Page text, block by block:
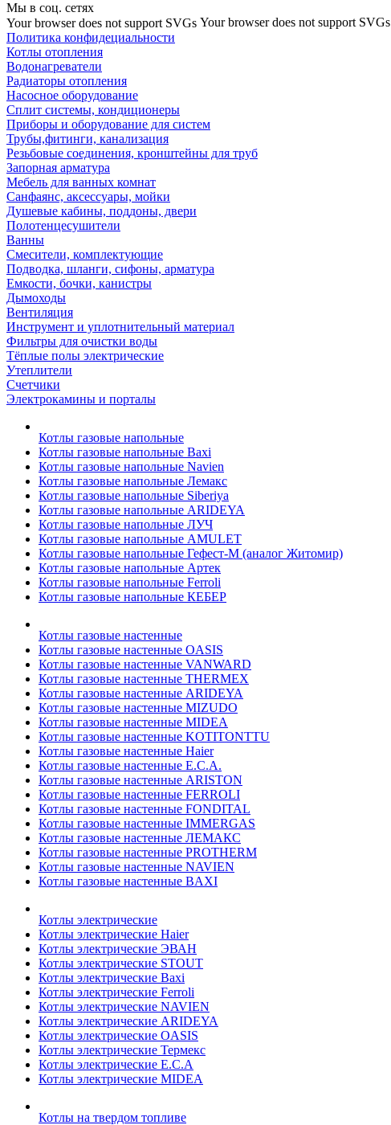
Мы в соц. сетях
Your browser does not support SVGs Your browser does not support SVGs
Политика конфидециальности
Котлы отопления
Водонагреватели
Радиаторы отопления
Насосное оборудование
Сплит системы, кондиционеры
Приборы и оборудование для систем
Трубы,фитинги, канализация
Резьбовые соединения, кронштейны для труб
Запорная арматура
Мебель для ванных комнат
Санфаянс, аксессуары, мойки
Душевые кабины, поддоны, двери
Полотенцесушители
Ванны
Смесители, комплектующие
Подводка, шланги, сифоны, арматура
Емкости, бочки, канистры
Дымоходы
Вентиляция
Инструмент и уплотнительный материал
Фильтры для очистки воды
Тёплые полы электрические
Утеплители
Счетчики
Электрокамины и порталы
Котлы газовые напольные
Котлы газовые напольные Baxi
Котлы газовые напольные Navien
Котлы газовые напольные Лемакс
Котлы газовые напольные Siberiya
Котлы газовые напольные ARIDEYA
Котлы газовые напольные ЛУЧ
Котлы газовые напольные AMULET
Котлы газовые напольные Гефест-М (аналог Житомир)
Котлы газовые напольные Артек
Котлы газовые напольные Ferroli
Котлы газовые напольные КЕБЕР
Котлы газовые настенные
Котлы газовые настенные OASIS
Котлы газовые настенные VANWARD
Котлы газовые настенные THERMEX
Котлы газовые настенные ARIDEYA
Котлы газовые настенные MIZUDO
Котлы газовые настенные MIDEA
Котлы газовые настенные KOTITONTTU
Котлы газовые настенные Haier
Котлы газовые настенные E.C.A.
Котлы газовые настенные ARISTON
Котлы газовые настенные FERROLI
Котлы газовые настенные FONDITAL
Котлы газовые настенные IMMERGAS
Котлы газовые настенные ЛЕМАКС
Котлы газовые настенные PROTHERM
Котлы газовые настенные NAVIEN
Котлы газовые настенные BAXI
Котлы электрические
Котлы электрические Haier
Котлы электрические ЭВАН
Котлы электрические STOUT
Котлы электрические Baxi
Котлы электрические Ferroli
Котлы электрические NAVIEN
Котлы электрические ARIDEYA
Котлы электрические OASIS
Котлы электрические Термекс
Котлы электрические E.C.A
Котлы электрические MIDEA
Котлы на твердом топливе